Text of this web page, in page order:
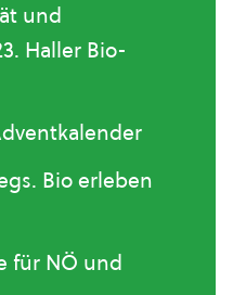
und
Haller Bio-
Bio erleben
für NÖ und